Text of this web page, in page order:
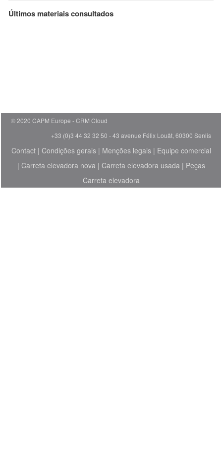
Últimos materiais consultados
© 2020 CAPM Europe
CRM Cloud
+33 (0)3 44 32 32 50 - 43 avenue Félix Louât, 60300 Senlis
Contact| Condições gerais| Menções legais| Equipe comercial
| Carreta elevadora nova | Carreta elevadora usada | Peças
Carreta elevadora